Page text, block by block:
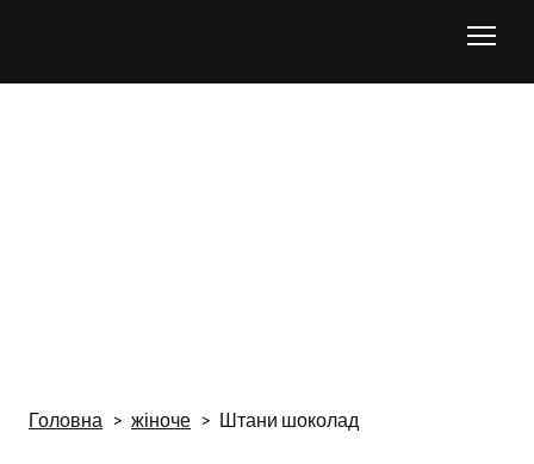
Головна жіноче Штани шоколад